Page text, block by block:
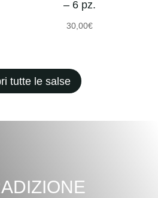
– 6 pz.
30,00€
tutte le salse